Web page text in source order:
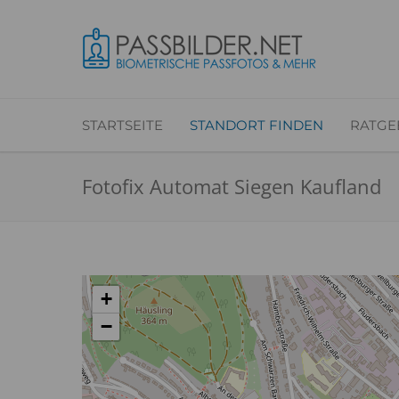
STARTSEITE STANDORT FINDEN
Fotofix Automat Siegen Kaufland
+
−